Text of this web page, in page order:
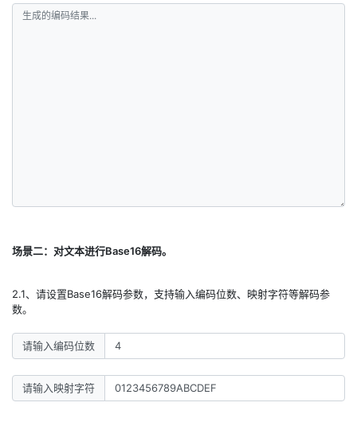
场景二：对文本进行Base16解码。
2.1、请设置Base16解码参数，支持输入编码位数、映射字符等解码参
数。
请输入编码位数
请输入映射字符